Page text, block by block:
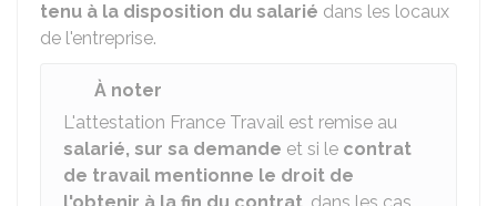
tenu à la disposition du salarié dans les locaux
de l'entreprise.
À noter
L'attestation France Travail est remise au
salarié, sur sa demande et si le contrat
de travail mentionne le droit de